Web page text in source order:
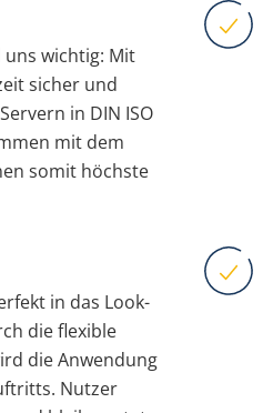
wichtig: Mit
sicher und
in DIN ISO
mit dem
somit höchste
in das Look-
die flexible
die Anwendung
Nutzer